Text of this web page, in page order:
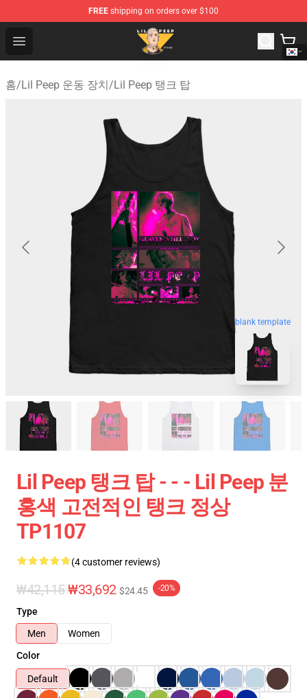
FREE shipping on orders over $100
Open menu
Lil Peep Store - Official Lil Peep Merchandise Shop
홈/Lil Peep 운동 장치/Lil Peep 탱크 탑
blank template
Lil Peep 탱크 탑 - - - Lil Peep 분
홍색 고전적인 탱크 정상
TP1107
(4 customer reviews)
₩42,115₩33,692 $24.45 -20%
Type
Men
Women
Color
Default